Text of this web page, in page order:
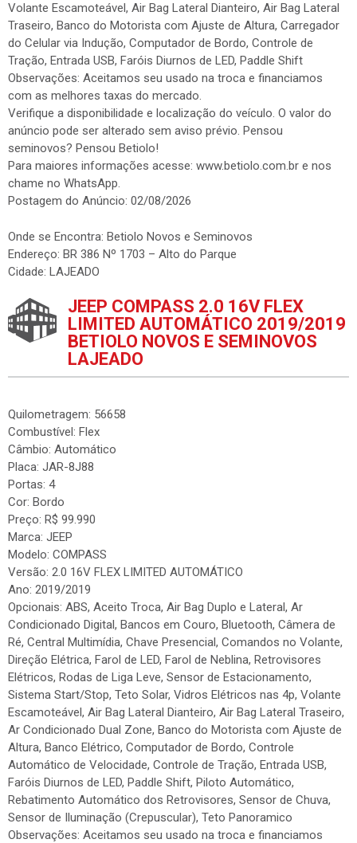
Volante Escamoteável, Air Bag Lateral Dianteiro, Air Bag Lateral
Traseiro, Banco do Motorista com Ajuste de Altura, Carregador
do Celular via Indução, Computador de Bordo, Controle de
Tração, Entrada USB, Faróis Diurnos de LED, Paddle Shift
Observações: Aceitamos seu usado na troca e financiamos
com as melhores taxas do mercado.
Verifique a disponibilidade e localização do veículo. O valor do
anúncio pode ser alterado sem aviso prévio. Pensou
seminovos? Pensou Betiolo!
Para maiores informações acesse: www.betiolo.com.br e nos
chame no WhatsApp.
Postagem do Anúncio: 02/08/2026
Onde se Encontra: Betiolo Novos e Seminovos
Endereço: BR 386 Nº 1703 – Alto do Parque
Cidade: LAJEADO
JEEP COMPASS 2.0 16V FLEX
LIMITED AUTOMÁTICO 2019/2019
BETIOLO NOVOS E SEMINOVOS
LAJEADO
Quilometragem: 56658
Combustível: Flex
Câmbio: Automático
Placa: JAR-8J88
Portas: 4
Cor: Bordo
Preço: R$ 99.990
Marca: JEEP
Modelo: COMPASS
Versão: 2.0 16V FLEX LIMITED AUTOMÁTICO
Ano: 2019/2019
Opcionais: ABS, Aceito Troca, Air Bag Duplo e Lateral, Ar
Condicionado Digital, Bancos em Couro, Bluetooth, Câmera de
Ré, Central Multimídia, Chave Presencial, Comandos no Volante,
Direção Elétrica, Farol de LED, Farol de Neblina, Retrovisores
Elétricos, Rodas de Liga Leve, Sensor de Estacionamento,
Sistema Start/Stop, Teto Solar, Vidros Elétricos nas 4p, Volante
Escamoteável, Air Bag Lateral Dianteiro, Air Bag Lateral Traseiro,
Ar Condicionado Dual Zone, Banco do Motorista com Ajuste de
Altura, Banco Elétrico, Computador de Bordo, Controle
Automático de Velocidade, Controle de Tração, Entrada USB,
Faróis Diurnos de LED, Paddle Shift, Piloto Automático,
Rebatimento Automático dos Retrovisores, Sensor de Chuva,
Sensor de Iluminação (Crepuscular), Teto Panoramico
Observações: Aceitamos seu usado na troca e financiamos